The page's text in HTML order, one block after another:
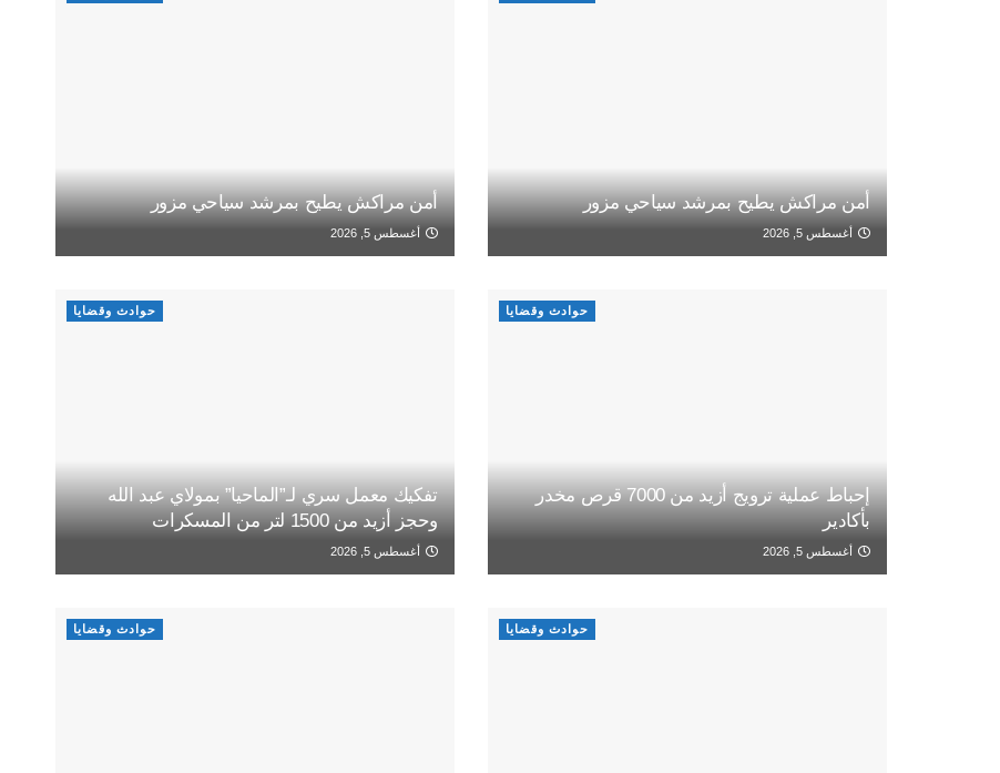
أمن مراكش يطيح بمرشد سياحي مزور
أغسطس 5, 2026
أمن مراكش يطيح بمرشد سياحي مزور
أغسطس 5, 2026
حوادث وقضايا
إحباط عملية ترويج أزيد من 7000 قرص مخدر
بأكادير
أغسطس 5, 2026
حوادث وقضايا
تفكيك معمل سري لـ”الماحيا” بمولاي عبد الله
وحجز أزيد من 1500 لتر من المسكرات
أغسطس 5, 2026
حوادث وقضايا حوادث وقضايا